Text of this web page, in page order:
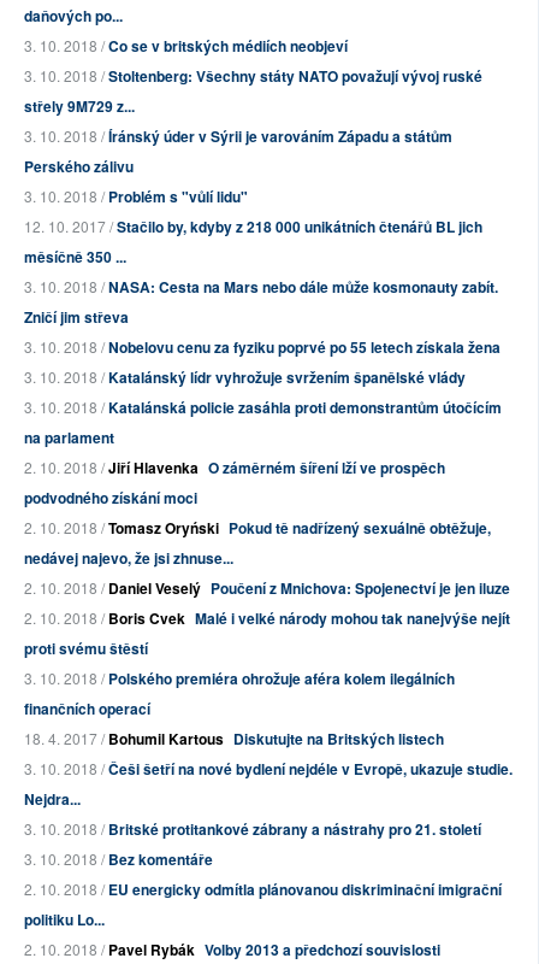
daňových po...
3. 10. 2018 /Co se v britských médiích neobjeví
3. 10. 2018 /Stoltenberg: Všechny státy NATO považují vývoj ruské
střely 9M729 z...
3. 10. 2018 /Íránský úder v Sýrii je varováním Západu a státům
Perského zálivu
3. 10. 2018 /Problém s "vůlí lidu"
12. 10. 2017 /Stačilo by, kdyby z 218 000 unikátních čtenářů BL jich
měsíčně 350 ...
3. 10. 2018 /NASA: Cesta na Mars nebo dále může kosmonauty zabít.
Zničí jim střeva
3. 10. 2018 /Nobelovu cenu za fyziku poprvé po 55 letech získala žena
3. 10. 2018 /Katalánský lídr vyhrožuje svržením španělské vlády
3. 10. 2018 /Katalánská policie zasáhla proti demonstrantům útočícím
na parlament
2. 10. 2018 /Jiří Hlavenka O záměrném šíření lží ve prospěch
podvodného získání moci
2. 10. 2018 /Tomasz Oryński Pokud tě nadřízený sexuálně obtěžuje,
nedávej najevo, že jsi zhnuse...
2. 10. 2018 /Daniel Veselý Poučení z Mnichova: Spojenectví je jen iluze
2. 10. 2018 /Boris Cvek Malé i velké národy mohou tak nanejvýše nejít
proti svému štěstí
3. 10. 2018 /Polského premiéra ohrožuje aféra kolem ilegálních
finančních operací
18. 4. 2017 /Bohumil Kartous Diskutujte na Britských listech
3. 10. 2018 /Češi šetří na nové bydlení nejdéle v Evropě, ukazuje studie.
Nejdra...
3. 10. 2018 /Britské protitankové zábrany a nástrahy pro 21. století
3. 10. 2018 /Bez komentáře
2. 10. 2018 /EU energicky odmítla plánovanou diskriminační imigrační
politiku Lo...
2. 10. 2018 /Pavel Rybák Volby 2013 a předchozí souvislosti